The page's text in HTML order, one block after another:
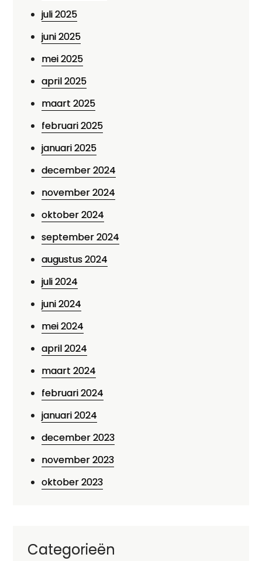
juli 2025
juni 2025
mei 2025
april 2025
maart 2025
februari 2025
januari 2025
december 2024
november 2024
oktober 2024
september 2024
augustus 2024
juli 2024
juni 2024
mei 2024
april 2024
maart 2024
februari 2024
januari 2024
december 2023
november 2023
oktober 2023
Categorieën